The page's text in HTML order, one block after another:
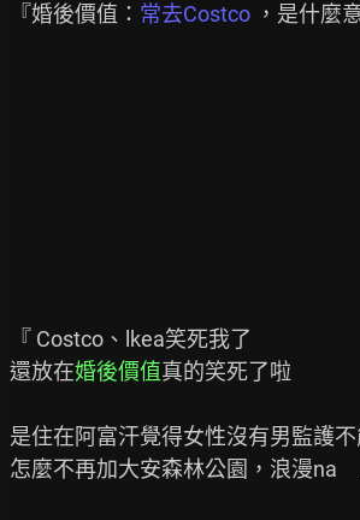
『婚後價值： 常去Costco ，是什麼
『 Costco、lkea笑死我了
還放在婚後價值真的笑死了啦
是住在阿富汗覺得女性沒有男監護不
怎麼不再加大安森林公園，浪漫na